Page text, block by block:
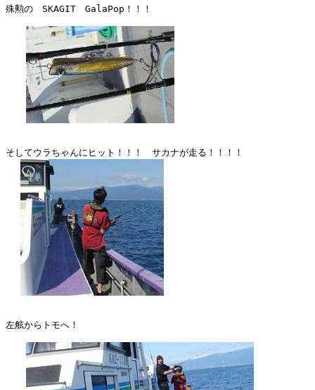
殊勲の　SKAGIT　GalaPop！！！
そしてウラちゃんにヒット！！！　サカナが走る！！！！
左舷からトモへ！